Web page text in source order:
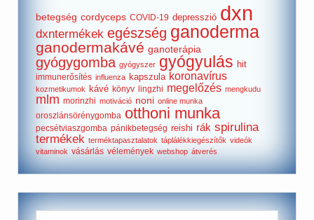
betegség cordyceps COVID-19 depresszió dxn
dxntermékek egészség ganoderma
ganodermakávé ganoterápia
gyógygomba gyógyszer gyógyulás hit
immunerősítés influenza kapszula koronavírus
kozmetikumok kávé könyv lingzhi megelőzés mengkudu
mlm morinzhi motiváció noni online munka
oroszlánsörénygomba otthoni munka
pecsétviaszgomba pánikbetegség reishi rák spirulina
termékek terméktapasztalatok táplálékkiegészítők videók
vitaminok vásárlás vélemények webshop átverés